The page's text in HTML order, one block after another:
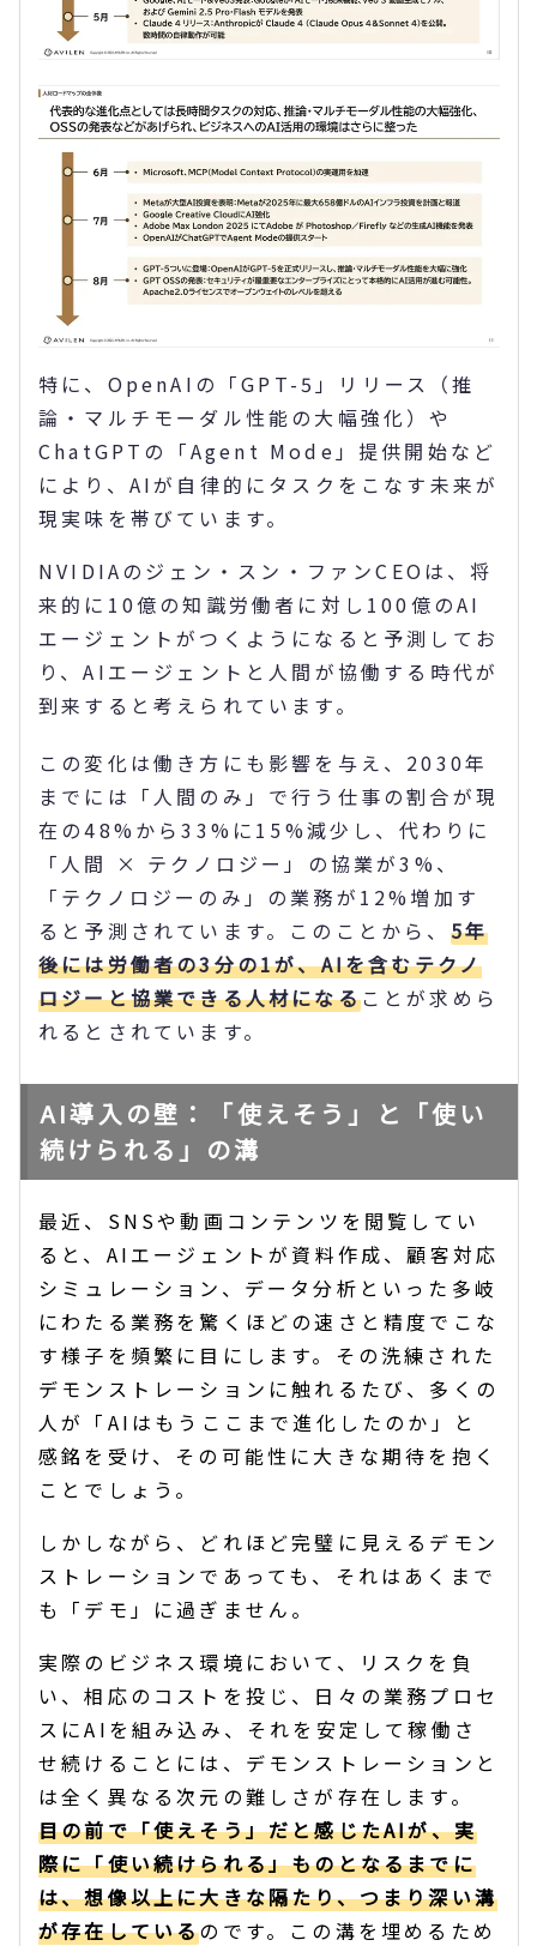
特に、OpenAIの「GPT-5」リリース（推
論・マルチモーダル性能の大幅強化）や
ChatGPTの「Agent Mode」提供開始など
により、AIが自律的にタスクをこなす未来が
現実味を帯びています。
NVIDIAのジェン・スン・ファンCEOは、将
来的に10億の知識労働者に対し100億のAI
エージェントがつくようになると予測してお
り、AIエージェントと人間が協働する時代が
到来すると考えられています。
この変化は働き方にも影響を与え、2030年
までには「人間のみ」で行う仕事の割合が現
在の48%から33%に15%減少し、代わりに
「人間 × テクノロジー」の協業が3%、
「テクノロジーのみ」の業務が12%増加す
ると予測されています。このことから、 5年
後には労働者の3分の1が、AIを含むテクノ
ロジーと協業できる人材になることが求めら
れるとされています。
AI導入の壁：「使えそう」と「使い
続けられる」の溝
最近、SNSや動画コンテンツを閲覧してい
ると、AIエージェントが資料作成、顧客対応
シミュレーション、データ分析といった多岐
にわたる業務を驚くほどの速さと精度でこな
す様子を頻繁に目にします。その洗練された
デモンストレーションに触れるたび、多くの
人が「AIはもうここまで進化したのか」と
感銘を受け、その可能性に大きな期待を抱く
ことでしょう。
しかしながら、どれほど完璧に見えるデモン
ストレーションであっても、それはあくまで
も「デモ」に過ぎません。
実際のビジネス環境において、リスクを負
い、相応のコストを投じ、日々の業務プロセ
スにAIを組み込み、それを安定して稼働さ
せ続けることには、デモンストレーションと
は全く異なる次元の難しさが存在します。
目の前で「使えそう」だと感じたAIが、実
際に「使い続けられる」ものとなるまでに
は、想像以上に大きな隔たり、つまり深い溝
が存在しているのです。この溝を埋めるため